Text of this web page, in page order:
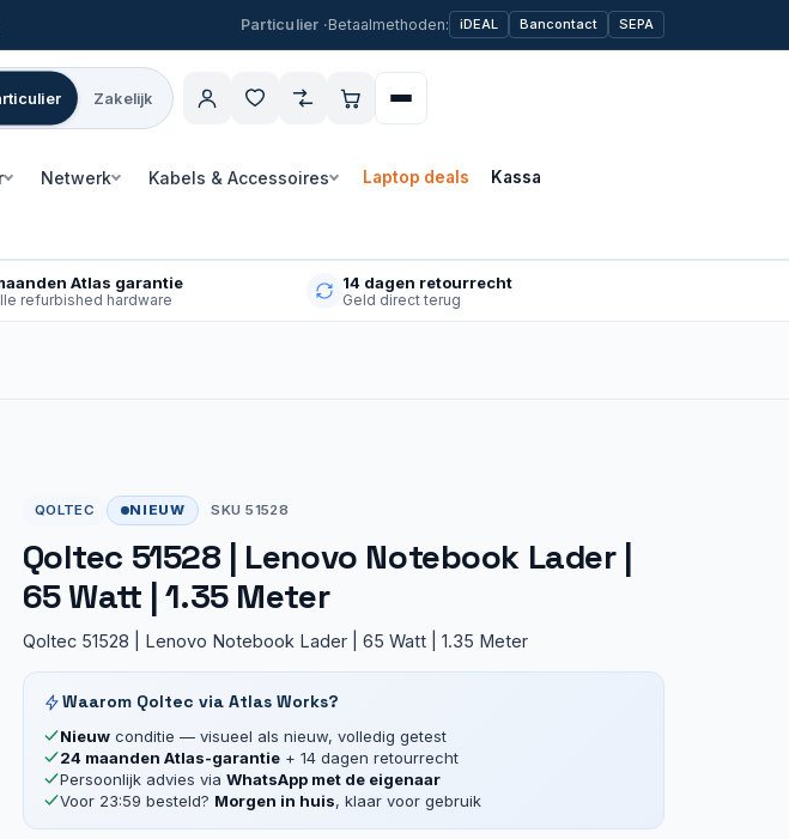
Betaalmethoden: iDEAL Bancontact SEPA
Zakelijk
Netwerk Kabels & Accessoires Laptop deals Kassa
Atlas garantie
refurbished hardware
14 dagen retourrecht
Geld direct terug
QOLTEC NIEUW SKU 51528
Qoltec 51528 | Lenovo Notebook Lader |
65 Watt | 1.35 Meter
Qoltec 51528 | Lenovo Notebook Lader | 65 Watt | 1.35 Meter
Waarom Qoltec via Atlas Works?
Nieuwconditie — visueel als nieuw, volledig getest
24 maanden Atlas-garantie+ 14 dagen retourrecht
Persoonlijk advies via WhatsApp met de eigenaar
Voor 23:59 besteld? Morgen in huis, klaar voor gebruik